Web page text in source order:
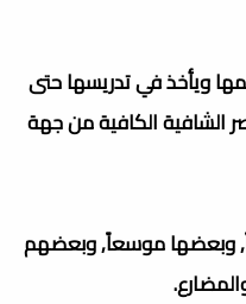
ويأخذ في تدريسها حتى
الشافية الكافية من جهة
وبعضها موسعاً, وبعضهم